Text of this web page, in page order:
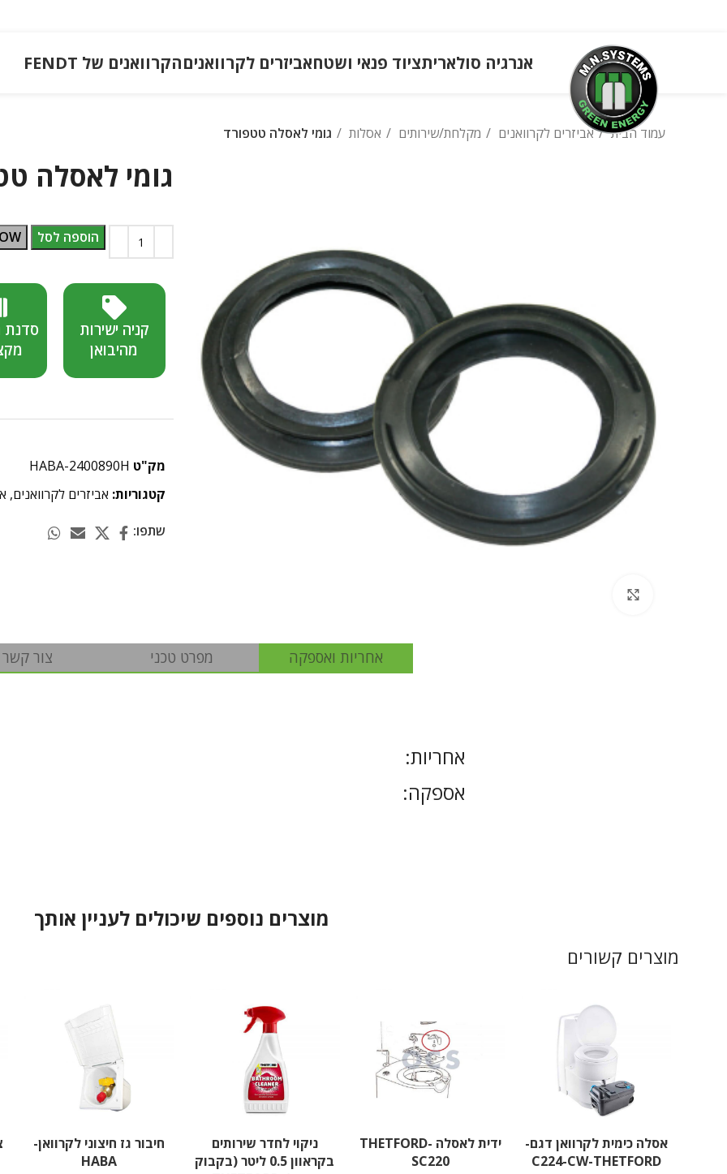
אנרגיה סולאריתציוד פנאי ושטחאביזרים לקרוואניםהקרוואנים של FENDT
עמוד הבית אביזרים לקרוואנים מקלחת/שירותים אסלות גומי לאסלה טטפורד
גומי לאסלה
הוספה לסל
קניה ישירות
מהיבואן
סדנת
מק"ט HABA-2400890H
קטגוריות: אביזרים לקרוואנים,
שתפו:
אחריות ואספקה מפרט טכני צור קשר
אחריות:
אספקה:
מוצרים נוספים שיכולים לעניין אותך
מוצרים קשורים
אסלה כימית לקרוואן דגם-
C224-CW-THETFORD
ידית לאסלה THETFORD-
SC220
ניקוי לחדר שירותים
בקראוון 0.5 ליטר (בקבוק
חיבור גז חיצוני לקרוואן-
HABA